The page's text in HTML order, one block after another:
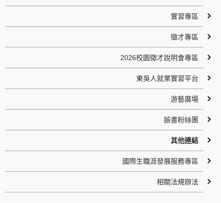
實習專區
徵才專區
2026校園徵才說明會專區
東吳人就業實習平台
游藝廣場
臉書粉絲團
其他連結
國際生職涯發展服務專區
相關法規辦法